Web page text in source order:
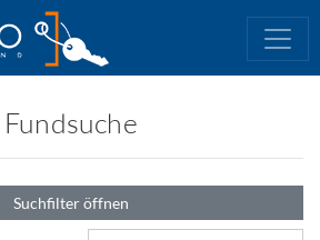
Fundsuche
Suchfilter öffnen